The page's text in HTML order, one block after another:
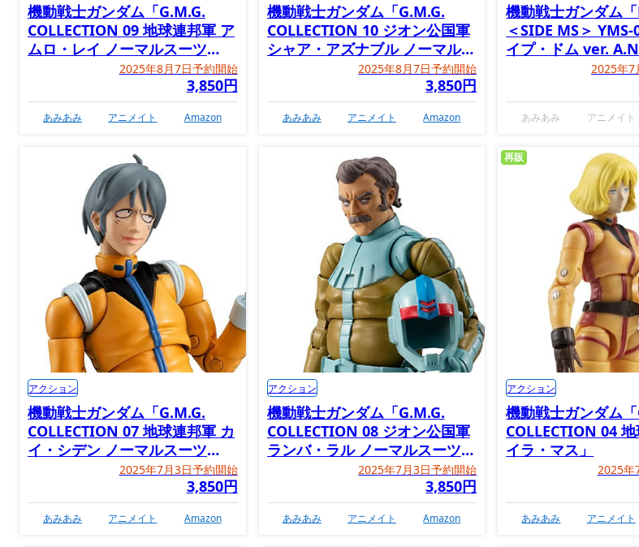
機動戦士ガンダム「G.M.G.
COLLECTION 09 地球連邦軍 ア
ムロ・レイ ノーマルスーツ
2025年8月7日予約開始
3,850円
あみあみ アニメイト Amazon
機動戦士ガンダム「G.M.G.
COLLECTION 10 ジオン公国軍
シャア・アズナブル ノーマルス
2025年8月7日予約開始
3,850円
あみあみ アニメイト Amazon
機動戦士ガンダム
＜SIDE MS＞
イプ・ドム ver.
MS MUSEUM～」
2025年7
あみあみ アニメイト
機動戦士ガンダム「G.M.G.
COLLECTION 07 地球連邦軍 カ
イ・シデン ノーマルスーツ
2025年7月3日予約開始
3,850円
アクション
あみあみ アニメイト Amazon
機動戦士ガンダム「G.M.G.
COLLECTION 08 ジオン公国軍
ランバ・ラル ノーマルスーツ
2025年7月3日予約開始
3,850円
アクション
あみあみ アニメイト Amazon
機動戦士ガンダム
COLLECTION 04
イラ・マス」
2025年
再販
アクション
あみあみ アニメイト